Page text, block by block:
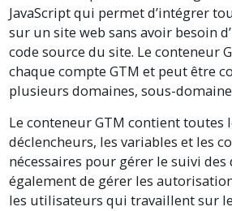
JavaScript qui permet d’intégrer
sur un site web sans avoir besoin
code source du site. Le conteneur
chaque compte GTM et peut être
plusieurs domaines, sous-
Le conteneur GTM contient toutes
déclencheurs, les variables et les
nécessaires pour gérer le suivi
également de gérer les
les utilisateurs qui travaillent sur